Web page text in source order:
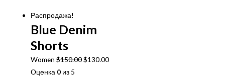
Распродажа!
Blue Denim
Shorts
Women$150.00Первоначальная
$130.00Текущая
Оценка 0 из 5